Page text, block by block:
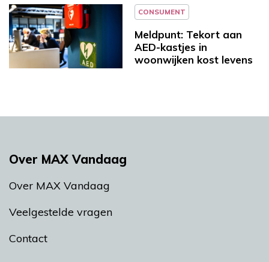
CONSUMENT
Meldpunt: Tekort aan
AED-kastjes in
woonwijken kost levens
Over MAX Vandaag
Over MAX Vandaag
Veelgestelde vragen
Contact